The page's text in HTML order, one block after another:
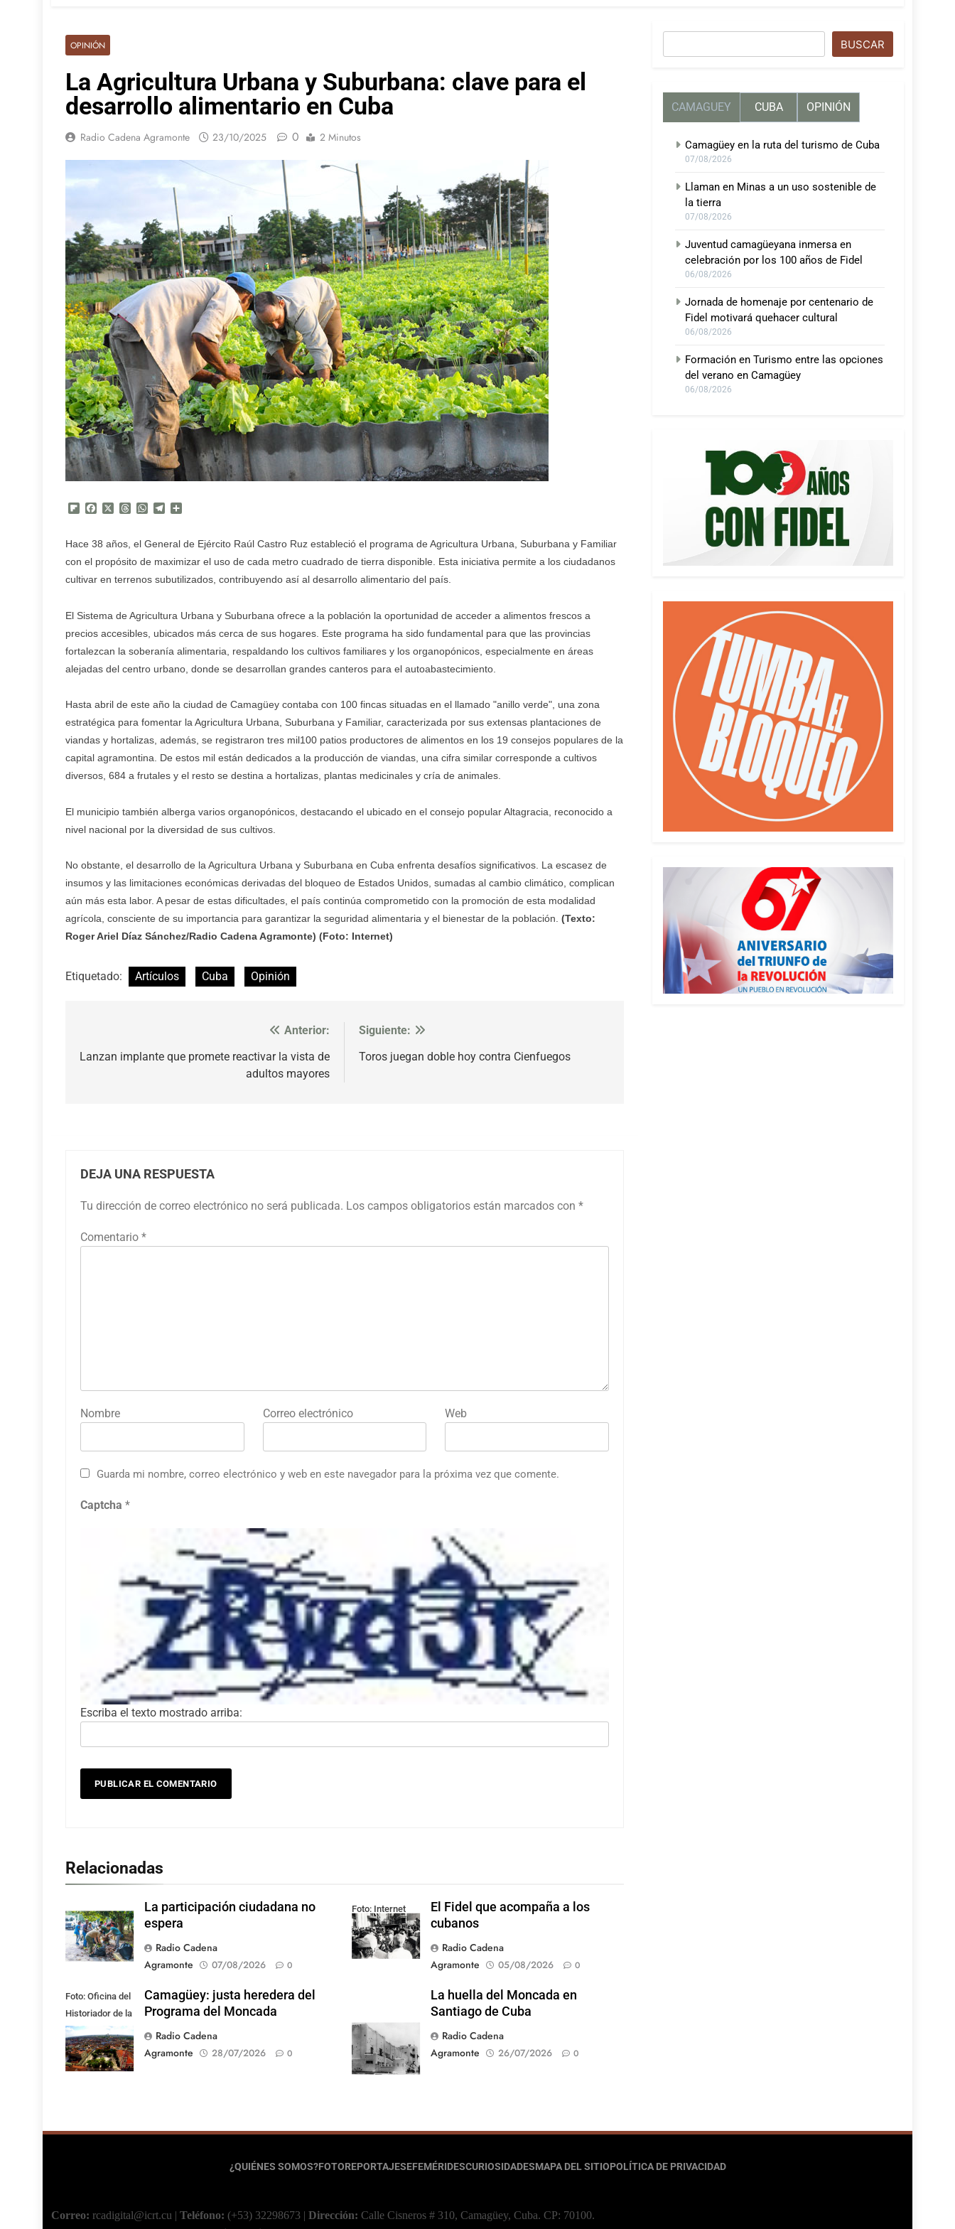
OPINIÓN
La Agricultura Urbana y Suburbana: clave para el
desarrollo alimentario en Cuba
Radio Cadena Agramonte 23/10/2025 0 2 Minutos
Flipboard
FacebookThreadsWhatsApp
Telegram
Hace 38 años, el General de Ejército Raúl Castro Ruz estableció el programa de Agricultura Urbana, Suburbana y Familiar
con el propósito de maximizar el uso de cada metro cuadrado de tierra disponible. Esta iniciativa permite a los ciudadanos
cultivar en terrenos subutilizados, contribuyendo así al desarrollo alimentario del país.
El Sistema de Agricultura Urbana y Suburbana ofrece a la población la oportunidad de acceder a alimentos frescos a
precios accesibles, ubicados más cerca de sus hogares. Este programa ha sido fundamental para que las provincias
fortalezcan la soberanía alimentaria, respaldando los cultivos familiares y los organopónicos, especialmente en áreas
alejadas del centro urbano, donde se desarrollan grandes canteros para el autoabastecimiento.
Hasta abril de este año la ciudad de Camagüey contaba con 100 fincas situadas en el llamado "anillo verde", una zona
estratégica para fomentar la Agricultura Urbana, Suburbana y Familiar, caracterizada por sus extensas plantaciones de
viandas y hortalizas, además, se registraron tres mil100 patios productores de alimentos en los 19 consejos populares de la
capital agramontina. De estos mil están dedicados a la producción de viandas, una cifra similar corresponde a cultivos
diversos, 684 a frutales y el resto se destina a hortalizas, plantas medicinales y cría de animales.
El municipio también alberga varios organopónicos, destacando el ubicado en el consejo popular Altagracia, reconocido a
nivel nacional por la diversidad de sus cultivos.
No obstante, el desarrollo de la Agricultura Urbana y Suburbana en Cuba enfrenta desafíos significativos. La escasez de
insumos y las limitaciones económicas derivadas del bloqueo de Estados Unidos, sumadas al cambio climático, complican
aún más esta labor. A pesar de estas dificultades, el país continúa comprometido con la promoción de esta modalidad
agrícola, consciente de su importancia para garantizar la seguridad alimentaria y el bienestar de la población. (Texto:
Roger Ariel Díaz Sánchez/Radio Cadena Agramonte) (Foto: Internet)
Etiquetado: Artículos Cuba Opinión
de
Anterior:
Lanzan implante que promete reactivar la vista de
adultos mayores
Siguiente:
Toros juegan doble hoy contra Cienfuegos
DEJA UNA RESPUESTA
Tu dirección de correo electrónico no será publicada. Los campos obligatorios están marcados con *
Comentario *
Nombre Correo electrónico Web
Guarda mi nombre, correo electrónico y web en este navegador para la próxima vez que comente.
Captcha *
Escriba el texto mostrado arriba:
Relacionadas
La participación ciudadana no
espera
Radio Cadena
Agramonte
07/08/2026 0
Foto: Internet
El Fidel que acompaña a los
cubanos
Radio Cadena
Agramonte
05/08/2026 0
Foto: Oficina del
Historiador de la
Ciudad de
Camagüey
Camagüey: justa heredera del
Programa del Moncada
Radio Cadena
Agramonte
28/07/2026 0
La huella del Moncada en
Santiago de Cuba
Radio Cadena
Agramonte
26/07/2026 0
BUSCAR
CAMAGUEY CUBA OPINIÓN
Camagüey en la ruta del turismo de Cuba
07/08/2026
Llaman en Minas a un uso sostenible de
la tierra
07/08/2026
Juventud camagüeyana inmersa en
celebración por los 100 años de Fidel
06/08/2026
Jornada de homenaje por centenario de
Fidel motivará quehacer cultural
06/08/2026
Formación en Turismo entre las opciones
del verano en Camagüey
06/08/2026
¿QUIÉNES SOMOS?FOTOREPORTAJESEFEMÉRIDESCURIOSIDADESMAPA DEL SITIOPOLÍTICA DE PRIVACIDAD
Correo: rcadigital@icrt.cu | Teléfono: (+53) 32298673 | Dirección: Calle Cisneros # 310, Camagüey, Cuba. CP: 70100.